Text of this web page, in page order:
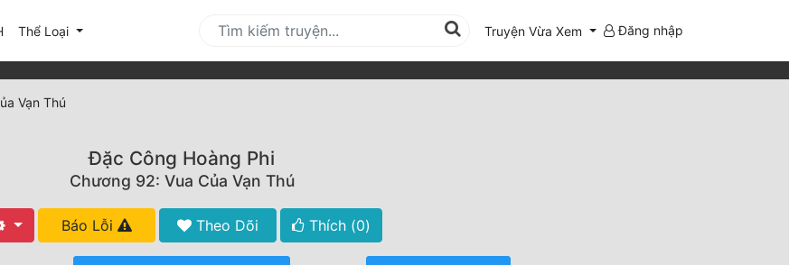
Thể Loại Truyện Vừa Xem Đăng nhập
Vạn Thú
Đặc Công Hoàng Phi
Chương 92: Vua Của Vạn Thú
Báo Lỗi Theo Dõi Thích (0)